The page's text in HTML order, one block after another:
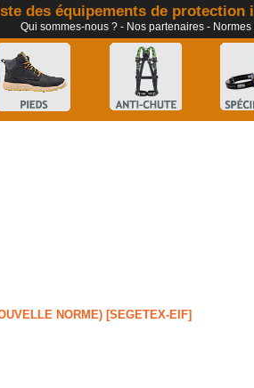
des équipements de protection
Qui sommes-nous ? - Nos partenaires - Normes
NORME) [SEGETEX-EIF]